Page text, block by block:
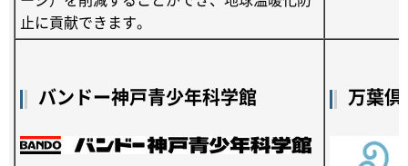
止に貢献できます。
バンドー神戸青少年科学館 万葉